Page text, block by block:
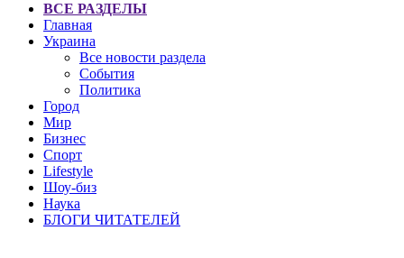
ВСЕ РАЗДЕЛЫ
Главная
Украина
Все новости раздела
События
Политика
Город
Мир
Бизнес
Спорт
Lifestyle
Шоу-биз
Наука
БЛОГИ ЧИТАТЕЛЕЙ